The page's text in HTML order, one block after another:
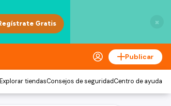
×
Publicar
Explorar tiendasConsejos de seguridadCentro de ayuda